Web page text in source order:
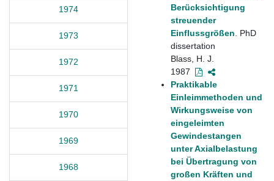
1974
1973
1972
1971
1970
1969
1968
Berücksichtigung
streuender
Einflussgrößen . PhD
dissertation
Blass, H. J.
1987
Praktikable
Einleimmethoden und
Wirkungsweise von
eingeleimten
Gewindestangen
unter Axialbelastung
bei Übertragung von
großen Kräften und